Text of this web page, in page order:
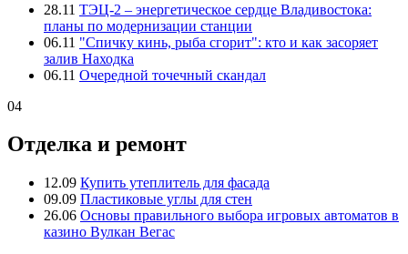
28.11 ТЭЦ-2 – энергетическое сердце Владивостока:
планы по модернизации станции
06.11 "Спичку кинь, рыба сгорит": кто и как засоряет
залив Находка
06.11 Очередной точечный скандал
04
Отделка и ремонт
12.09 Купить утеплитель для фасада
09.09 Пластиковые углы для стен
26.06 Основы правильного выбора игровых автоматов в
казино Вулкан Вегас